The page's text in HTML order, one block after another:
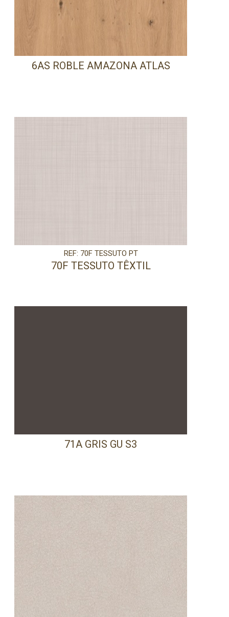
6AS ROBLE AMAZONA ATLAS
REF: 70F TESSUTO PT
70F TESSUTO TÊXTIL
71A GRIS GU S3